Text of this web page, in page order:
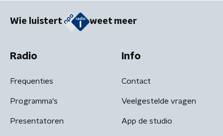
Wie luistert weet meer
Radio
Frequenties
Programma's
Presentatoren
Info
Contact
Veelgestelde vragen
App de studio